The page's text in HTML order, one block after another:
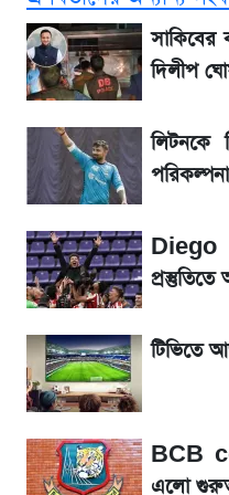
আগামী ৪ দিনের
লিটনকে নিয়ে টিম
এস আলমের দখলে
সিদ্ধান্ত
আগামীকালই স্পষ্ট
তারিখ
৬ আগস্ট দেশের বাজারে
ফারহানা
সাকিবের
দিলীপ
লিটনকে
পরিকল্পনা
Diego
প্রস্তুতিতে
টিভিতে
BCB
এলো